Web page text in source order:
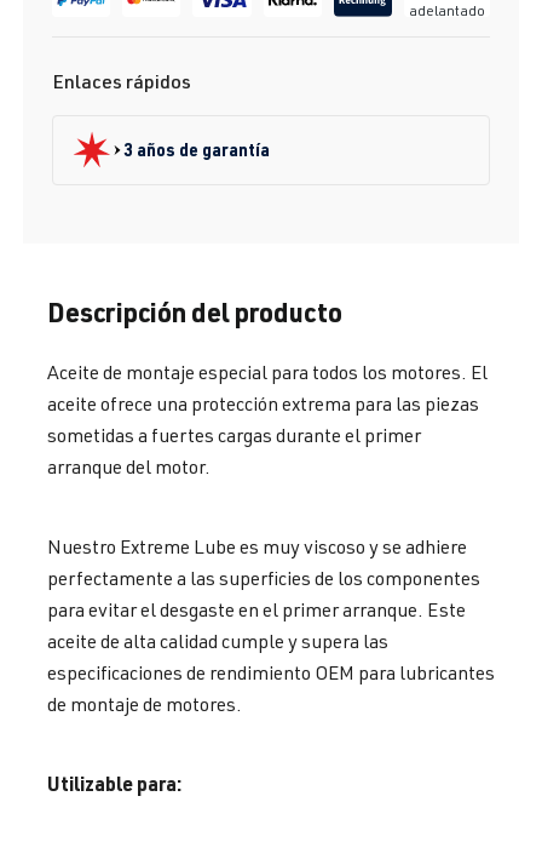
adelantado
Enlaces rápidos
3 años de garantía
Descripción del producto
Aceite de montaje especial para todos los motores. El
aceite ofrece una protección extrema para las piezas
sometidas a fuertes cargas durante el primer
arranque del motor.
Nuestro Extreme Lube es muy viscoso y se adhiere
perfectamente a las superficies de los componentes
para evitar el desgaste en el primer arranque. Este
aceite de alta calidad cumple y supera las
especificaciones de rendimiento OEM para lubricantes
de montaje de motores.
Utilizable para: